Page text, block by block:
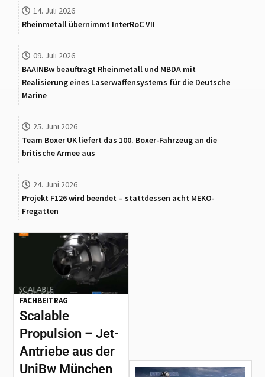
14. Juli 2026
Rheinmetall übernimmt InterRoC VII
09. Juli 2026
BAAINBw beauftragt Rheinmetall und MBDA mit
Realisierung eines Laserwaffensystems für die Deutsche
Marine
25. Juni 2026
Team Boxer UK liefert das 100. Boxer-Fahrzeug an die
britische Armee aus
24. Juni 2026
Projekt F126 wird beendet – stattdessen acht MEKO-
Fregatten
FACHBEITRAG
Scalable
Propulsion – Jet-
Antriebe aus der
UniBw München